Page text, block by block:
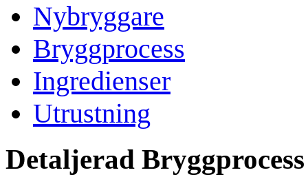
Nybryggare
Bryggprocess
Ingredienser
Utrustning
Detaljerad Bryggprocess